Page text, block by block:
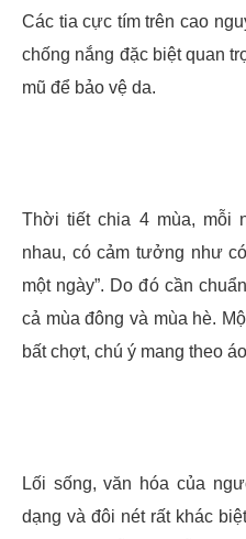
Các tia cực tím trên cao
chống nắng đặc biệt quan
mũ để bảo vệ da.
Thời tiết chia 4 mùa, mỗi
nhau, có cảm tưởng như
một ngày”. Do đó cần
cả mùa đông và mùa hè.
bất chợt, chú ý mang theo
Lối sống, văn hóa của
dạng và đôi nét rất khác